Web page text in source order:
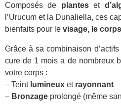
Composés de planteset
l’Urucum et la Dunaliella, ces
bienfaits pour le visage, le
Grâce à sa combinaison
cure de 1 mois a de nombreux
votre corps :
– Teint lumineux et rayonnant
– Bronzage prolongé (même